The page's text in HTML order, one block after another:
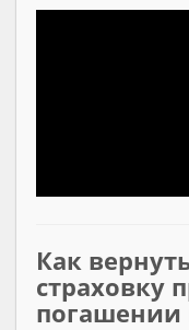
Как
страховку
погашении